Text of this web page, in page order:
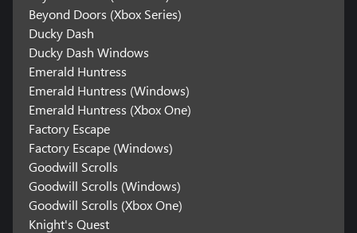
Beyond Doors (Xbox Series)
Ducky Dash
Ducky Dash Windows
Emerald Huntress
Emerald Huntress (Windows)
Emerald Huntress (Xbox One)
Factory Escape
Factory Escape (Windows)
Goodwill Scrolls
Goodwill Scrolls (Windows)
Goodwill Scrolls (Xbox One)
Knight's Quest